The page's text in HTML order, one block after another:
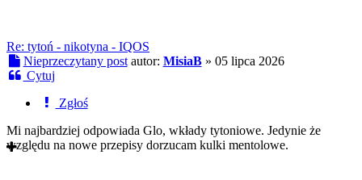
Re: tytoń - nikotyna - IQOS
Nieprzeczytany post autor: MisiaB» 05 lipca 2026
Cytuj
Zgłoś
Mi najbardziej odpowiada Glo, wkłady tytoniowe. Jedynie że
względu na nowe przepisy dorzucam kulki mentolowe.